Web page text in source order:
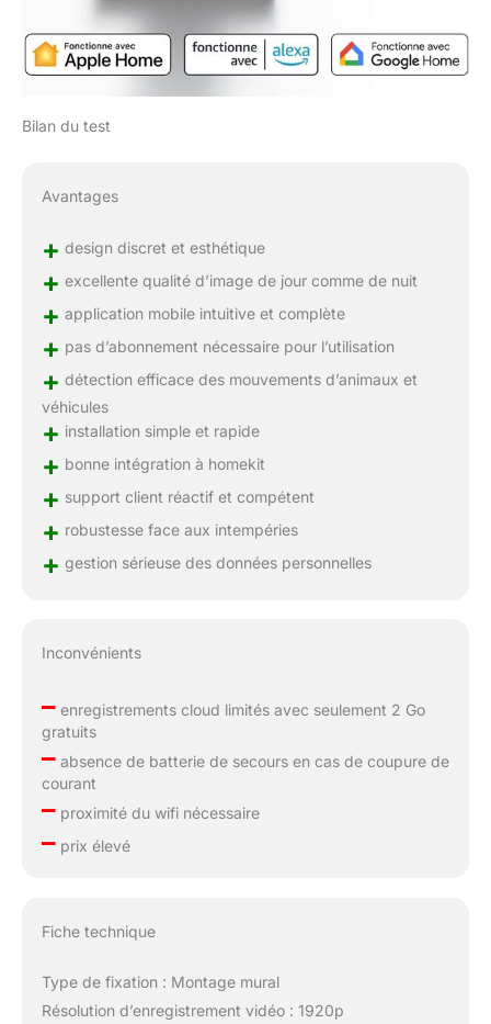
Bilan du test
Avantages
+ design discret et esthétique
+ excellente qualité d’image de jour comme de nuit
+ application mobile intuitive et complète
+ pas d’abonnement nécessaire pour l’utilisation
+ détection efficace des mouvements d’animaux et
véhicules
+ installation simple et rapide
+ bonne intégration à homekit
+ support client réactif et compétent
+ robustesse face aux intempéries
+ gestion sérieuse des données personnelles
Inconvénients
–enregistrements cloud limités avec seulement 2 Go
gratuits
–absence de batterie de secours en cas de coupure de
courant
–proximité du wifi nécessaire
–prix élevé
Fiche technique
Type de fixation : Montage mural
Résolution d’enregistrement vidéo : 1920p